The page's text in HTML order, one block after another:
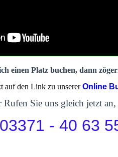
einen Platz buchen, dann
auf den Link zu unsererOnline
Rufen Sie uns gleich jetzt an,
03371 - 40 63